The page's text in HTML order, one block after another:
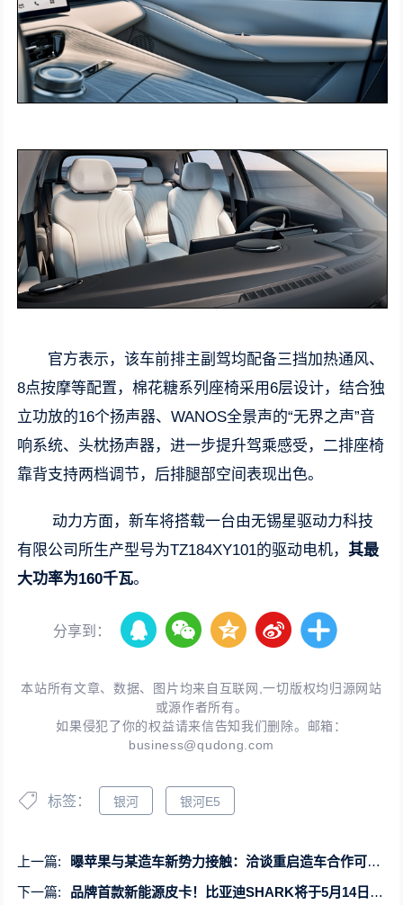
官方表示，该车前排主副驾均配备三挡加热通风、
8点按摩等配置，棉花糖系列座椅采用6层设计，结合独
立功放的16个扬声器、WANOS全景声的“无界之声”音
响系统、头枕扬声器，进一步提升驾乘感受，二排座椅
靠背支持两档调节，后排腿部空间表现出色。
动力方面，新车将搭载一台由无锡星驱动力科技
有限公司所生产型号为TZ184XY101的驱动电机， 其最
大功率为160千瓦。
分享到：
本站所有文章、数据、图片均来自互联网,一切版权均归源网站
或源作者所有。
如果侵犯了你的权益请来信告知我们删除。邮箱：
business@qudong.com
标签： 银河 银河E5
上一篇:
曝苹果与某造车新势力接触：洽谈重启造车合作可能性
下一篇:
品牌首款新能源皮卡！比亚迪SHARK将于5月14日在海外发布